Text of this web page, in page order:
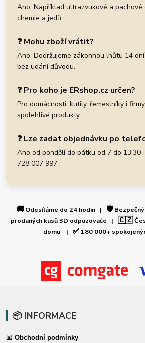
Ano. Například ultrazvukové a pachové
chemie a jedů.
❓ Mohu zboží vrátit?
Ano. Dodržujeme zákonnou lhůtu 14
bez udání důvodu.
❓ Pro koho je ERshop.cz určen?
Pro domácnosti, kutily, řemeslníky i
spolehlivé produkty.
❓ Lze zadat objednávku po
Ano od pondělí do pátku od 7 do 13:30
728 007 997 .
🚚 Odesíláme do 24 hodin | 🛡️
prodaných kusů 3D odpuzovače | 🇨🇿
domu | ✅180 000+
📦 INFORMACE
📊 Obchodní podmínky